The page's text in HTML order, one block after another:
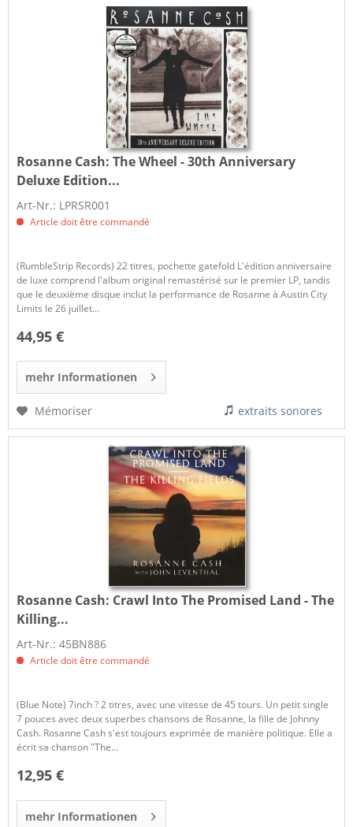
Rosanne Cash:The Wheel - 30th Anniversary
Deluxe Edition...
Art-Nr.: LPRSR001
Article doit être commandé
(RumbleStrip Records) 22 titres, pochette gatefold L'édition anniversaire
de luxe comprend l'album original remastérisé sur le premier LP, tandis
que le deuxième disque inclut la performance de Rosanne à Austin City
Limits le 26 juillet...
44,95 €
mehr Informationen
Mémoriser extraits sonores
Rosanne Cash: Crawl Into The Promised Land - The
Killing...
Art-Nr.: 45BN886
Article doit être commandé
(Blue Note) 7inch ? 2 titres, avec une vitesse de 45 tours. Un petit single
7 pouces avec deux superbes chansons de Rosanne, la fille de Johnny
Cash. Rosanne Cash s'est toujours exprimée de manière politique. Elle a
écrit sa chanson "The...
12,95 €
mehr Informationen